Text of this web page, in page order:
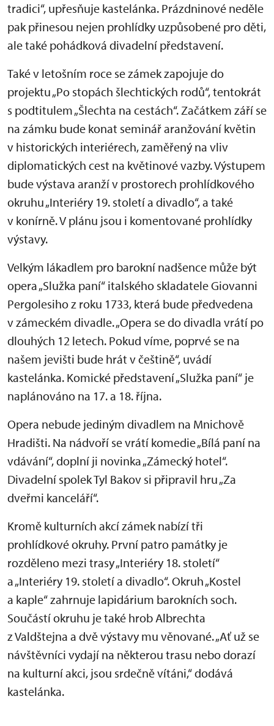
tradici“, upřesňuje kastelánka. Prázdninové neděle
pak přinesou nejen prohlídky uzpůsobené pro děti,
ale také pohádková divadelní představení.
Také v letošním roce se zámek zapojuje do
projektu „Po stopách šlechtických rodů“, tentokrát
s podtitulem „Šlechta na cestách“. Začátkem září se
na zámku bude konat seminář aranžování květin
v historických interiérech, zaměřený na vliv
diplomatických cest na květinové vazby. Výstupem
bude výstava aranží v prostorech prohlídkového
okruhu „Interiéry 19. století a divadlo“, a také
v konírně. V plánu jsou i komentované prohlídky
výstavy.
Velkým lákadlem pro barokní nadšence může být
opera „Služka paní“ italského skladatele Giovanni
Pergolesiho z roku 1733, která bude předvedena
v zámeckém divadle. „Opera se do divadla vrátí po
dlouhých 12 letech. Pokud víme, poprvé se na
našem jevišti bude hrát v češtině“, uvádí
kastelánka. Komické představení „Služka paní“ je
naplánováno na 17. a 18. října.
Opera nebude jediným divadlem na Mnichově
Hradišti. Na nádvoří se vrátí komedie „Bílá paní na
vdávání“, doplní ji novinka „Zámecký hotel“.
Divadelní spolek Tyl Bakov si připravil hru „Za
dveřmi kanceláří“.
Kromě kulturních akcí zámek nabízí tři
prohlídkové okruhy. První patro památky je
rozděleno mezi trasy „Interiéry 18. století“
a „Interiéry 19. století a divadlo“. Okruh „Kostel
a kaple“ zahrnuje lapidárium barokních soch.
Součástí okruhu je také hrob Albrechta
z Valdštejna a dvě výstavy mu věnované. „Ať už se
návštěvníci vydají na některou trasu nebo dorazí
na kulturní akci, jsou srdečně vítáni,“ dodává
kastelánka.